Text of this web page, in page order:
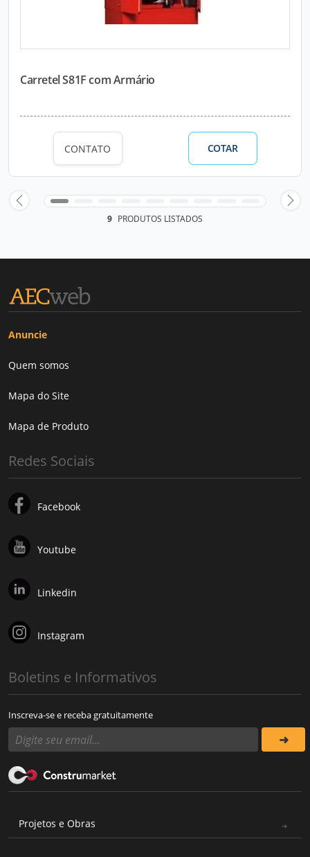
Carretel S81F com Armário
CONTATO COTAR
9 PRODUTOS LISTADOS
Anuncie
Quem somos
Mapa do Site
Mapa de Produto
Redes Sociais
Facebook
Youtube
Linkedin
Instagram
Boletins e Informativos
Inscreva-se e receba gratuitamente
Projetos e Obras